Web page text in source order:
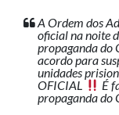
A Ordem dos
oficial na noite
propaganda do
acordo para
unidades
OFICIAL
É
propaganda do